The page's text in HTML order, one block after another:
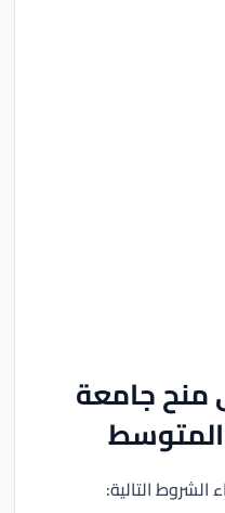
منح جامعة
المتوسط
التالية: